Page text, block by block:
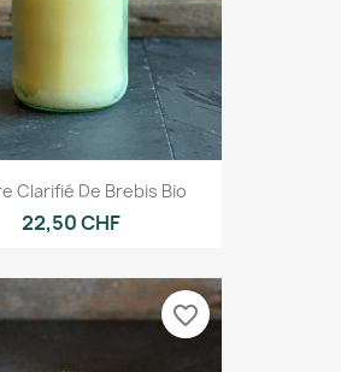
Clarifié De Brebis Bio
22,50 CHF
favorite_border